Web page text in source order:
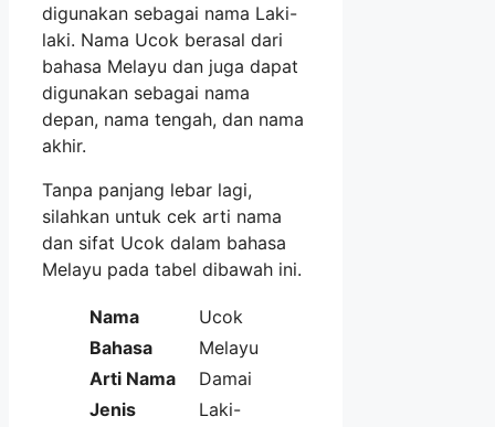
digunakan sebagai nama Laki-
laki. Nama Ucok berasal dari
bahasa Melayu dan juga dapat
digunakan sebagai nama
depan, nama tengah, dan nama
akhir.
Tanpa panjang lebar lagi,
silahkan untuk cek arti nama
dan sifat Ucok dalam bahasa
Melayu pada tabel dibawah ini.
Nama
Ucok
Bahasa
Melayu
Arti Nama
Damai
Jenis
Laki-